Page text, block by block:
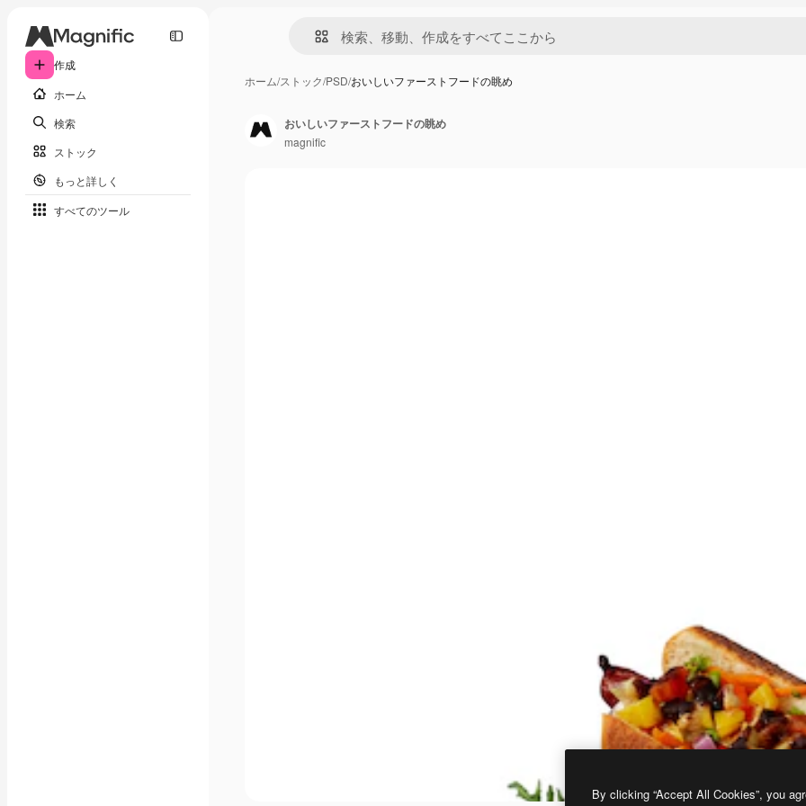
作成
ホーム
検索
ストック
もっと詳しく
すべてのツール
ホーム/ストック/PSD/おいしいファーストフードの眺め
おいしいファーストフードの眺め
magnific
By clicking “Accept All Cookies”, you